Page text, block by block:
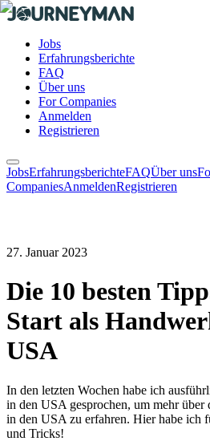
Jobs
Erfahrungsberichte
FAQ
Über uns
For Companies
Anmelden
Registrieren
JobsErfahrungsberichteFAQÜber uns
CompaniesAnmeldenRegistrieren
27. Januar 2023
Die 10 besten
Start als
USA
In den letzten Wochen habe ich
in den USA gesprochen, um mehr über
in den USA zu erfahren. Hier habe ich
und Tricks!